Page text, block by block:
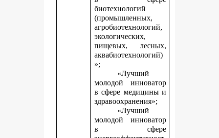
биотехнологий
(промышленных,
агробиотехнологий,
экологических,
пищевых, лесных,
аквабиотехнологий)
»;
«Лучший
молодой инноватор
в сфере медицины и
здравоохранения»;
«Лучший
молодой инноватор
в сфере